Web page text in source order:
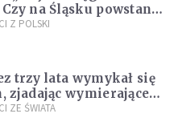
na Śląsku powstanie
Z POLSKI
trzy lata wymykał się
zjadając wymierające
końcu popełnił
ZE ŚWIATA